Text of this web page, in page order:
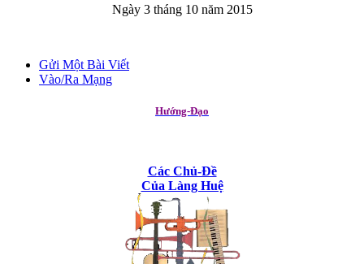
Ngày 3 tháng 10 năm 2015
Gửi Một Bài Viết
Vào/Ra Mạng
Hướng-Đạo
Các Chủ-Đề
Của Làng Huệ